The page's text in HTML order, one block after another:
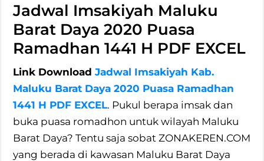
Jadwal Imsakiyah Maluku
Barat Daya 2020 Puasa
Ramadhan 1441 H PDF EXCEL
Link DownloadJadwal Imsakiyah Kab.
Maluku Barat Daya 2020 Puasa Ramadhan
1441 H PDF EXCEL. Pukul berapa imsak dan
buka puasa romadhon untuk wilayah Maluku
Barat Daya? Tentu saja sobat ZONAKEREN.COM
yang berada di kawasan Maluku Barat Daya